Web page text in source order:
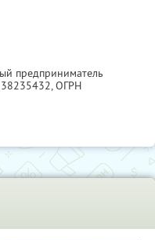
предприниматель
, ОГРН